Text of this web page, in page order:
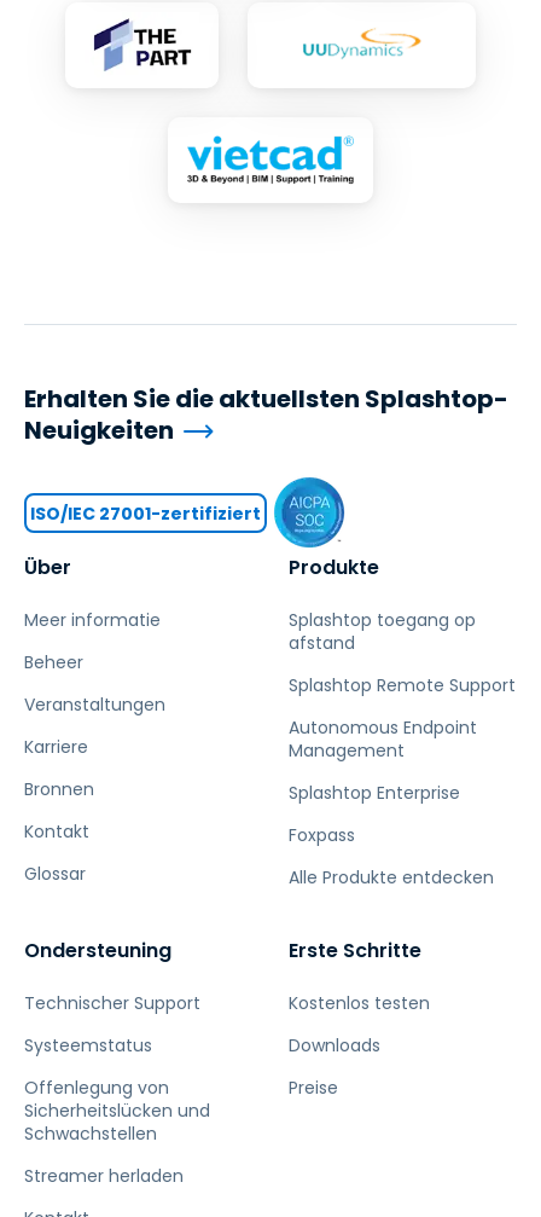
Über
Meer informatie
Beheer
Veranstaltungen
Karriere
Bronnen
Kontakt
Glossar
Produkte
Splashtop toegang op
afstand
Splashtop Remote Support
Autonomous Endpoint
Management
Splashtop Enterprise
Foxpass
Alle Produkte entdecken
Ondersteuning
Technischer Support
Systeemstatus
Offenlegung von
Sicherheitslücken und
Schwachstellen
Streamer herladen
Erste Schritte
Kostenlos testen
Downloads
Preise
Erhalten Sie die aktuellsten Splashtop-
Neuigkeiten
ISO/IEC 27001-zertifiziert